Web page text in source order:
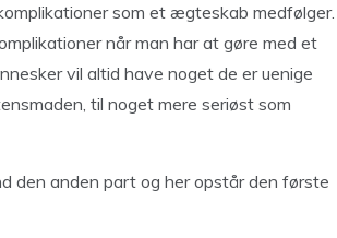
som et ægteskab medfølger.
når man har at gøre med et
vil altid have noget de er uenige
til noget mere seriøst som
den anden part og her opstår den første